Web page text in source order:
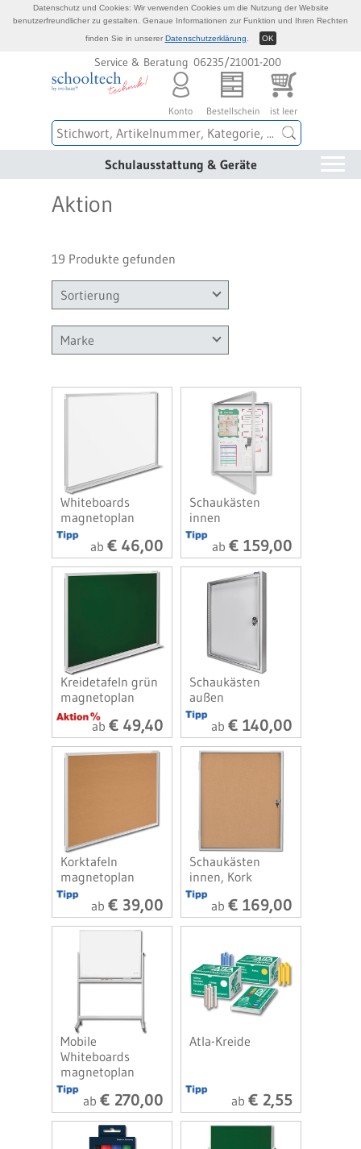
Service & Beratung 06235/21001-200
Konto Bestellschein ist leer
Schulausstattung & Geräte
Aktion
19 Produkte gefunden
Sortierung
Marke
Whiteboards
magnetoplan
ab € 46,00
Schaukästen
innen
ab € 159,00
Kreidetafeln grün
magnetoplan
ab € 49,40
Schaukästen
außen
ab € 140,00
Korktafeln
magnetoplan
ab € 39,00
Schaukästen
innen, Kork
ab € 169,00
Mobile
Whiteboards
magnetoplan
ab € 270,00
Atla-Kreide
ab € 2,55
Datenschutz und Cookies: Wir verwenden Cookies um die Nutzung der Website
benutzerfreundlicher zu gestalten. Genaue Informationen zur Funktion und Ihren Rechten
finden Sie in unserer Datenschutzerklärung OK